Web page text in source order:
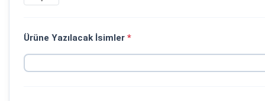
Ürüne Yazılacak İsimler *